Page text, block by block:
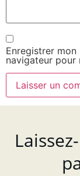
Enregistrer
navigateur pour